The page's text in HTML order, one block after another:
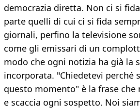
democrazia diretta. Non ci si
parte quelli di cui ci si fida
giornali, perfino la televisione
come gli emissari di un
modo che ogni notizia ha già la
incorporata. "Chiedetevi perché
questo momento" è la frase che
e scaccia ogni sospetto. Noi